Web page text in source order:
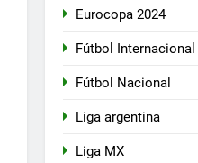
Eurocopa 2024
Fútbol Internacional
Fútbol Nacional
Liga argentina
Liga MX